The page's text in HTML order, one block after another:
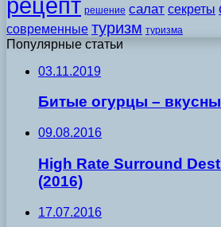
решение салат секреты
современные туризм туризма
Популярные статьи
03.11.2019
Битые огурцы –
09.08.2016
High Rate Surround
(2016)
17.07.2016